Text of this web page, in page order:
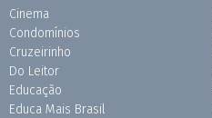
Cinema
Condomínios
Cruzeirinho
Do Leitor
Educação
Educa Mais Brasil